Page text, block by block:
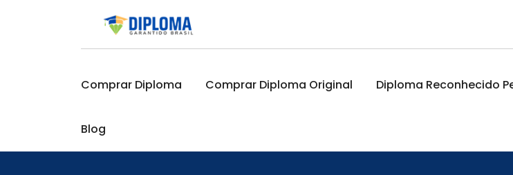
Comprar Diploma Comprar Diploma Original Diploma Reconhecido
Blog